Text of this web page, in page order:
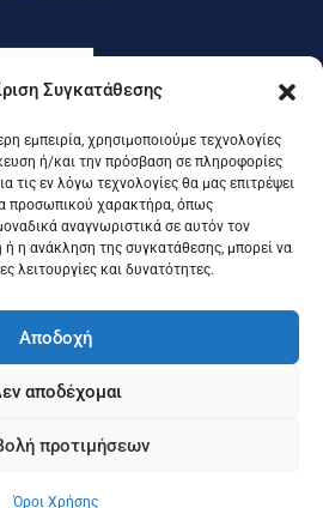
Συγκατάθεσης
εμπειρία, χρησιμοποιούμε τεχνολογίες
ή/και την πρόσβαση σε πληροφορίες
τις εν λόγω τεχνολογίες θα μας επιτρέψει
προσωπικού χαρακτήρα, όπως
αναγνωριστικά σε αυτόν τον
η ανάκληση της συγκατάθεσης, μπορεί να
λειτουργίες και δυνατότητες.
Αποδοχή
αποδέχομαι
προτιμήσεων
Όροι Χρήσης
social
Κέρκυρας, Designed & Developed